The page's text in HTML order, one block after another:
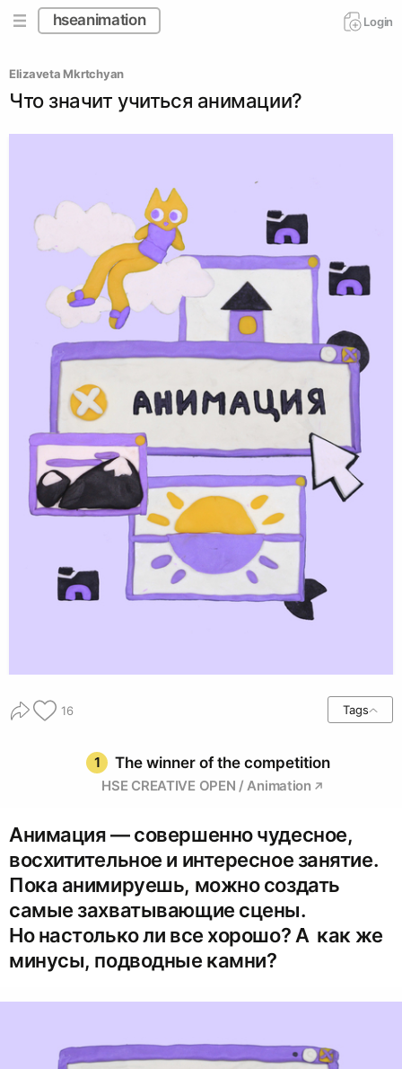
hseanimation Login
Elizaveta Mkrtchyan
Что значит учиться анимации?
16 Tags
1 The winner of the competition
HSE CREATIVE OPEN / Animation
Анимация — совершенно чудесное,
восхитительное и интересное занятие.
Пока анимируешь, можно создать
самые захватывающие сцены.
Но настолько ли все хорошо? А как же
минусы, подводные камни?